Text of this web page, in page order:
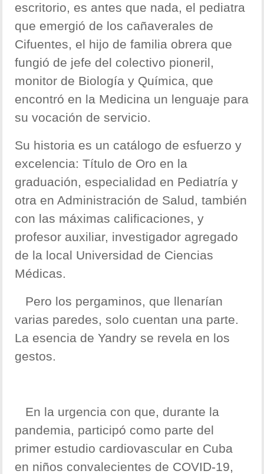
escritorio, es antes que nada, el pediatra
que emergió de los cañaverales de
Cifuentes, el hijo de familia obrera que
fungió de jefe del colectivo pioneril,
monitor de Biología y Química, que
encontró en la Medicina un lenguaje para
su vocación de servicio.
Su historia es un catálogo de esfuerzo y
excelencia: Título de Oro en la
graduación, especialidad en Pediatría y
otra en Administración de Salud, también
con las máximas calificaciones, y
profesor auxiliar, investigador agregado
de la local Universidad de Ciencias
Médicas.
Pero los pergaminos, que llenarían
varias paredes, solo cuentan una parte.
La esencia de Yandry se revela en los
gestos.
En la urgencia con que, durante la
pandemia, participó como parte del
primer estudio cardiovascular en Cuba
en niños convalecientes de COVID-19,